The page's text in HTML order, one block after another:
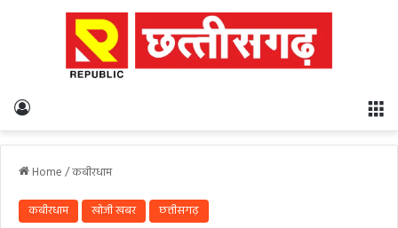
Home/कबीरधाम
कबीरधाम खोजी खबर छत्तीसगढ़